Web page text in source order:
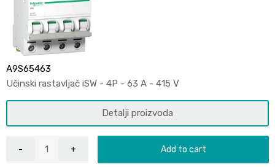
A9S65463
Učinski rastavljač iSW - 4P - 63 A - 415 V
Detalji proizvoda
Add to cart